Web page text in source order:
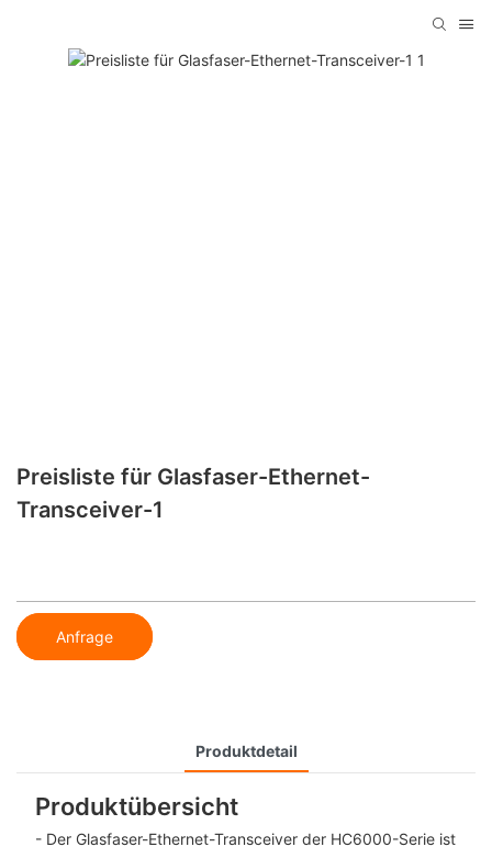
Preisliste für Glasfaser-Ethernet-
Transceiver-1
Anfrage
Produktdetail
Produktübersicht
- Der Glasfaser-Ethernet-Transceiver der HC6000-Serie ist